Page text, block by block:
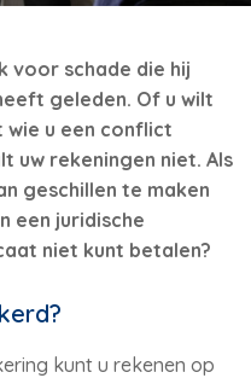
voor schade die hij
geleden. Of u wilt
wie u een conflict
uw rekeningen niet. Als
geschillen te maken
een juridische
niet kunt betalen?
kunt u rekenen op